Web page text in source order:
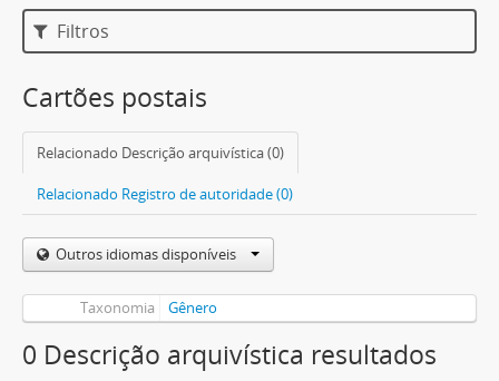
Filtros
Cartões postais
Relacionado Descrição arquivística (0)
Relacionado Registro de autoridade (0)
Outros idiomas disponíveis
Taxonomia Gênero
0 Descrição arquivística resultados